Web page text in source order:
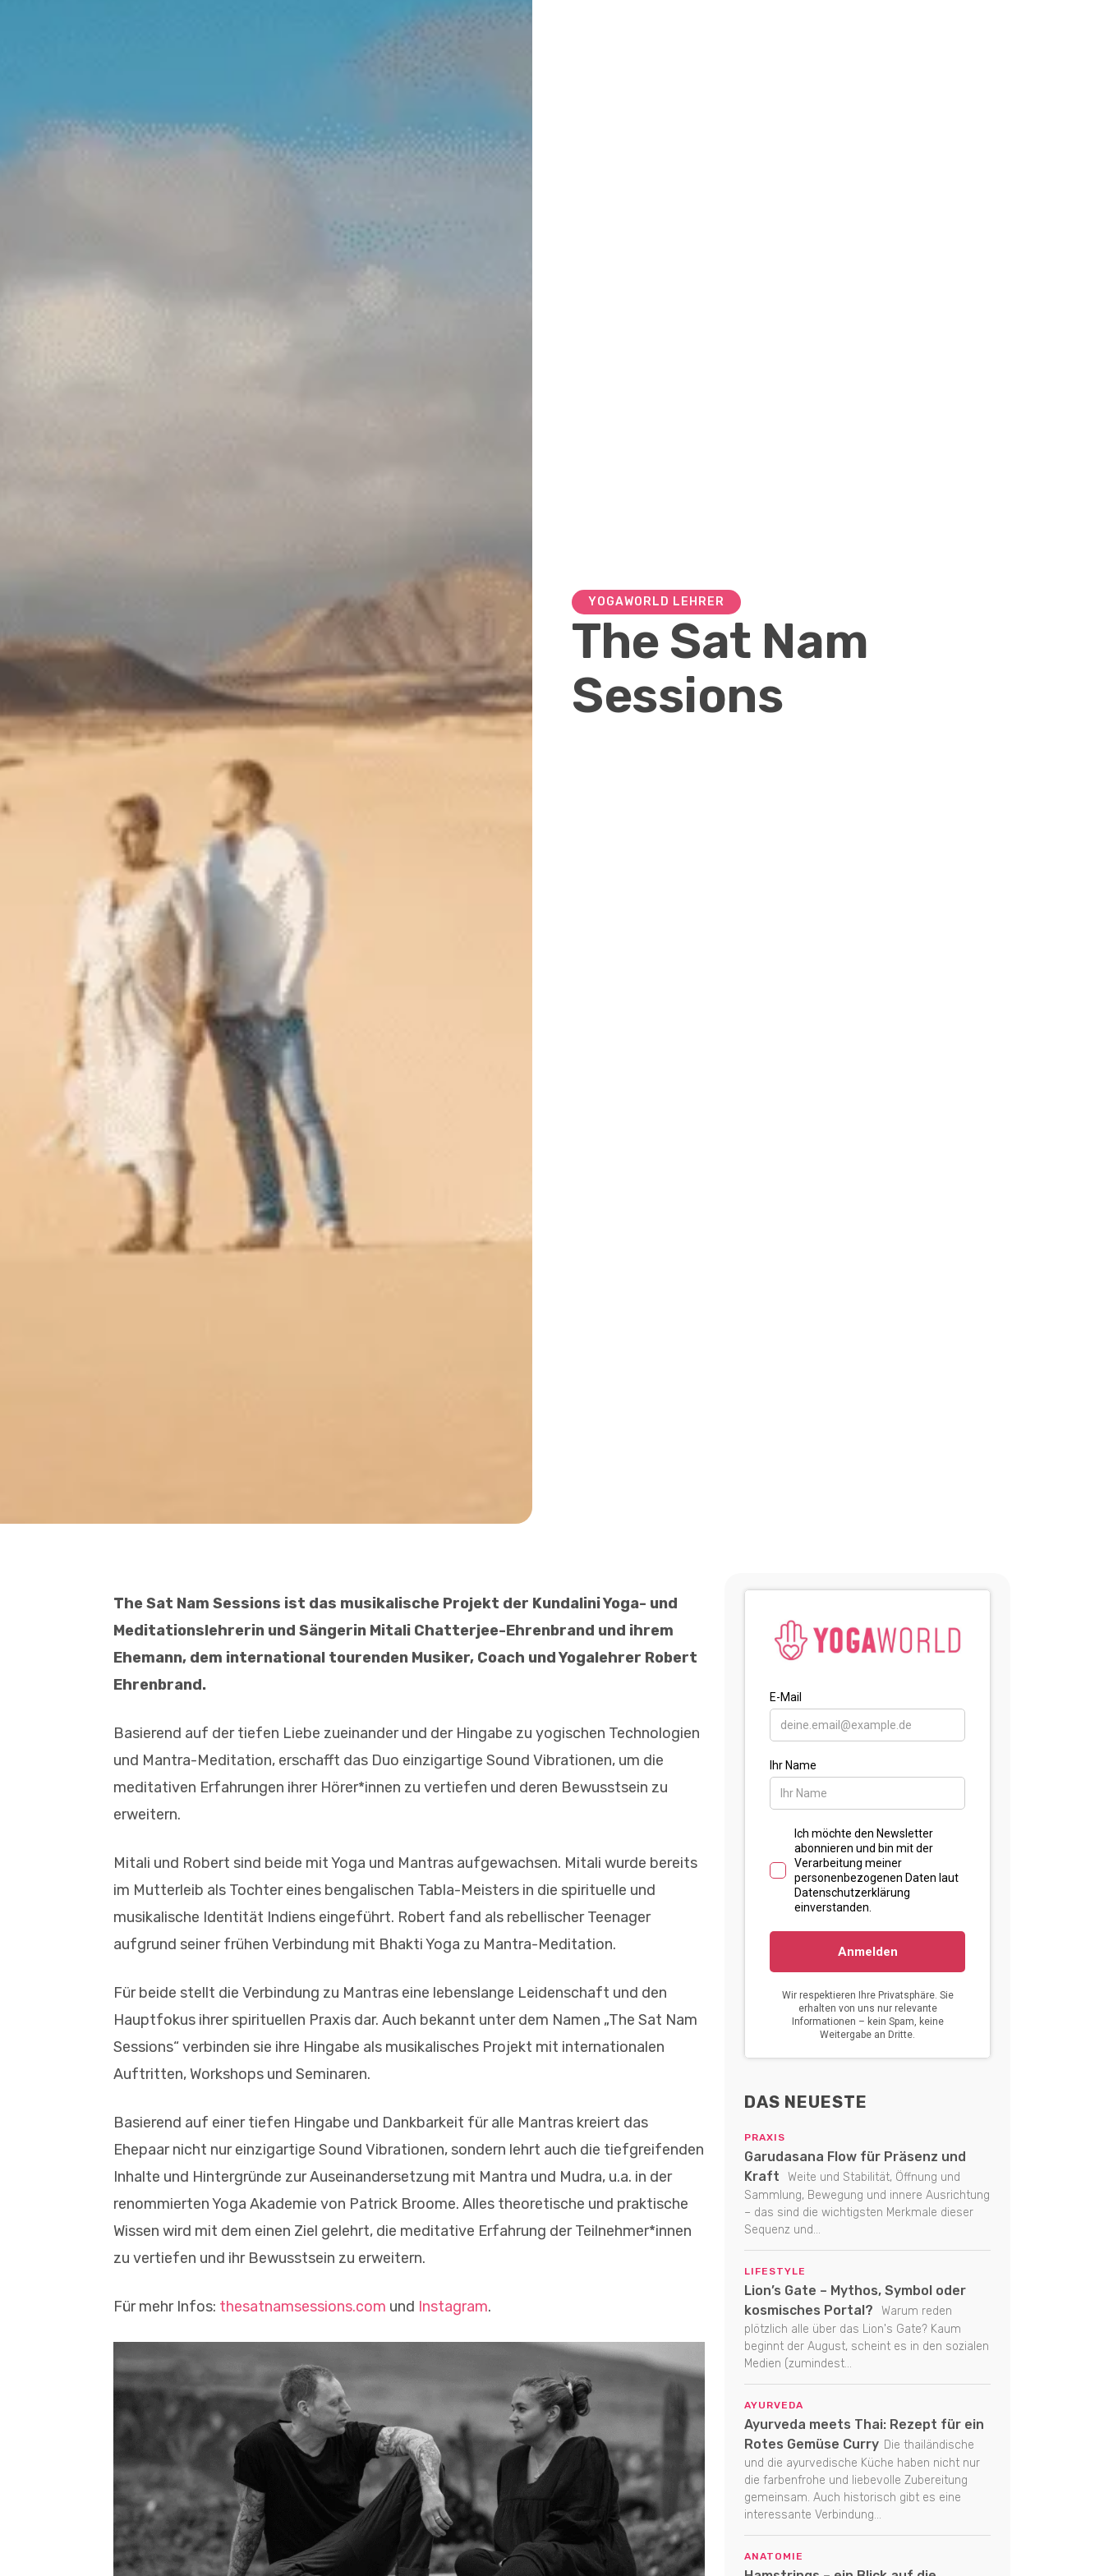
YOGAWORLD LEHRER
The Sat Nam
Sessions
The Sat Nam Sessions ist das musikalische Projekt der Kundalini Yoga- und
Meditationslehrerin und Sängerin Mitali Chatterjee-Ehrenbrand und ihrem
Ehemann, dem international tourenden Musiker, Coach und Yogalehrer Robert
Ehrenbrand.
Basierend auf der tiefen Liebe zueinander und der Hingabe zu yogischen Technologien
und Mantra-Meditation, erschafft das Duo einzigartige Sound Vibrationen, um die
meditativen Erfahrungen ihrer Hörer*innen zu vertiefen und deren Bewusstsein zu
erweitern.
Mitali und Robert sind beide mit Yoga und Mantras aufgewachsen. Mitali wurde bereits
im Mutterleib als Tochter eines bengalischen Tabla-Meisters in die spirituelle und
musikalische Identität Indiens eingeführt. Robert fand als rebellischer Teenager
aufgrund seiner frühen Verbindung mit Bhakti Yoga zu Mantra-Meditation.
Für beide stellt die Verbindung zu Mantras eine lebenslange Leidenschaft und den
Hauptfokus ihrer spirituellen Praxis dar. Auch bekannt unter dem Namen „The Sat Nam
Sessions“ verbinden sie ihre Hingabe als musikalisches Projekt mit internationalen
Auftritten, Workshops und Seminaren.
Basierend auf einer tiefen Hingabe und Dankbarkeit für alle Mantras kreiert das
Ehepaar nicht nur einzigartige Sound Vibrationen, sondern lehrt auch die tiefgreifenden
Inhalte und Hintergründe zur Auseinandersetzung mit Mantra und Mudra, u.a. in der
renommierten Yoga Akademie von Patrick Broome. Alles theoretische und praktische
Wissen wird mit dem einen Ziel gelehrt, die meditative Erfahrung der Teilnehmer*innen
zu vertiefen und ihr Bewusstsein zu erweitern.
Für mehr Infos: thesatnamsessions.com und Instagram.
DAS NEUESTE
PRAXIS
Garudasana Flow für Präsenz und
Kraft
Weite und Stabilität, Öffnung und
Sammlung, Bewegung und innere Ausrichtung
– das sind die wichtigsten Merkmale dieser
Sequenz und...
LIFESTYLE
Lion’s Gate – Mythos, Symbol oder
kosmisches Portal?
Warum reden
plötzlich alle über das Lion's Gate? Kaum
beginnt der August, scheint es in den sozialen
Medien (zumindest...
AYURVEDA
Ayurveda meets Thai: Rezept für ein
Rotes Gemüse Curry Die thailändische
und die ayurvedische Küche haben nicht nur
die farbenfrohe und liebevolle Zubereitung
gemeinsam. Auch historisch gibt es eine
interessante Verbindung...
ANATOMIE